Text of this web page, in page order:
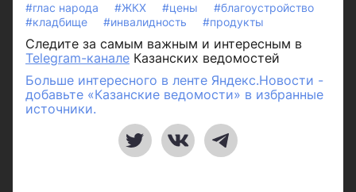
#глас народа #ЖКХ #цены
#благоустройство
#кладбище
#инвалидность #продукты
Следите за самым важным и интересным в
Telegram-канале Казанских ведомостей
Больше интересного в ленте Яндекс.Новости -
добавьте «Казанские ведомости» в избранные
источники.